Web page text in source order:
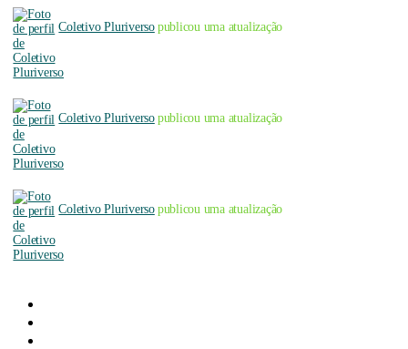
Coletivo Pluriverso publicou uma atualização
Coletivo Pluriverso publicou uma atualização
Coletivo Pluriverso publicou uma atualização